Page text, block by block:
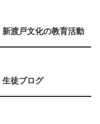
新渡戸文化の教育活動
生徒ブログ